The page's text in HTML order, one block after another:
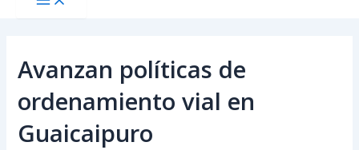
Avanzan políticas de
ordenamiento vial en
Guaicaipuro